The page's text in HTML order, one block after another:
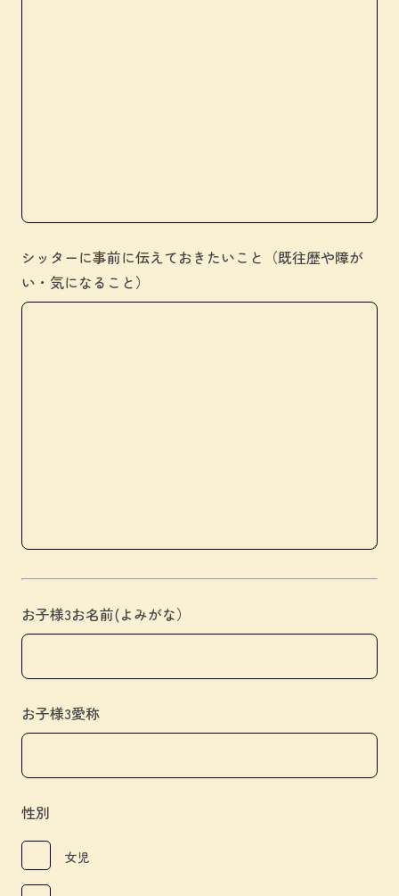
シッターに事前に伝えておきたいこと（既往歴や障が
い・気になること）
お子様3お名前(よみがな）
お子様3愛称
性別
女児